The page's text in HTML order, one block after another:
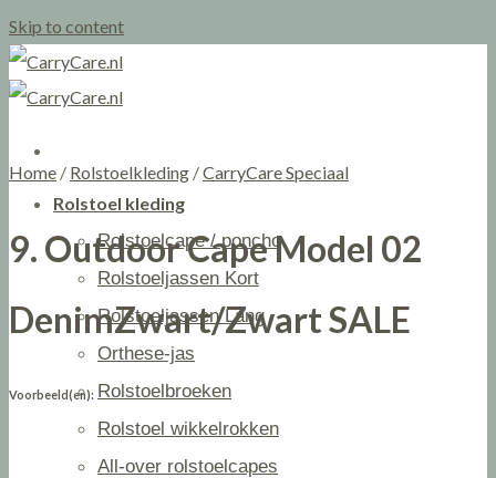
Skip to content
Rolstoel kleding
Rolstoelcape / poncho
Rolstoeljassen Kort
Rolstoeljassen Lang
Orthese-jas
Rolstoelbroeken
Rolstoel wikkelrokken
All-over rolstoelcapes
Home / Rolstoelkleding /CarryCare Speciaal
9. Outdoor Cape Model 02
DenimZwart/Zwart SALE
Voorbeeld(en):